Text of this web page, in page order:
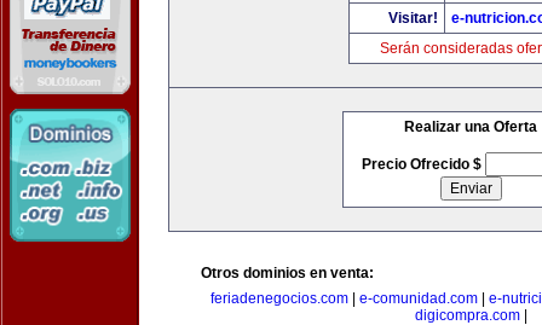
Visitar!
e-
Serán consideradas
Realizar una Oferta
Precio Ofrecido $
Otros dominios en venta:
feriadenegocios.com| e-comunidad.com| e-
digicompra.com|